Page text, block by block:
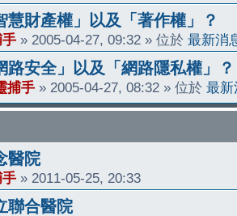
慧財產權」以及「著作權」？
» 2005-04-27, 09:32 » 位於 最新消
路安全」以及「網路隱私權」？
捕手 » 2005-04-27, 08:32 » 位於 最新
醫院
» 2011-05-25, 20:33
聯合醫院